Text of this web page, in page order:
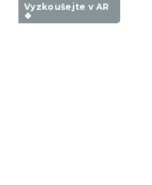
Vyzkoušejte v AR
❖